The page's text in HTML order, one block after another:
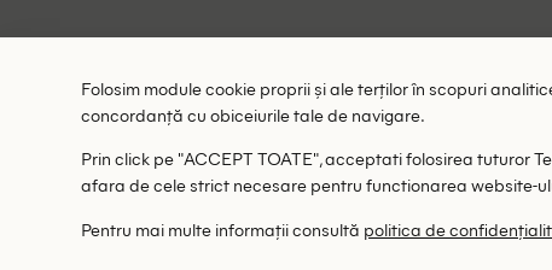
Folosim module cookie proprii și ale terților în scopuri
concordanță cu obiceiurile tale de navigare.
Prin click pe "ACCEPT TOATE", acceptati folosirea tuturor
afara de cele strict necesare pentru functionarea website-
Pentru mai multe informații consultă politica de